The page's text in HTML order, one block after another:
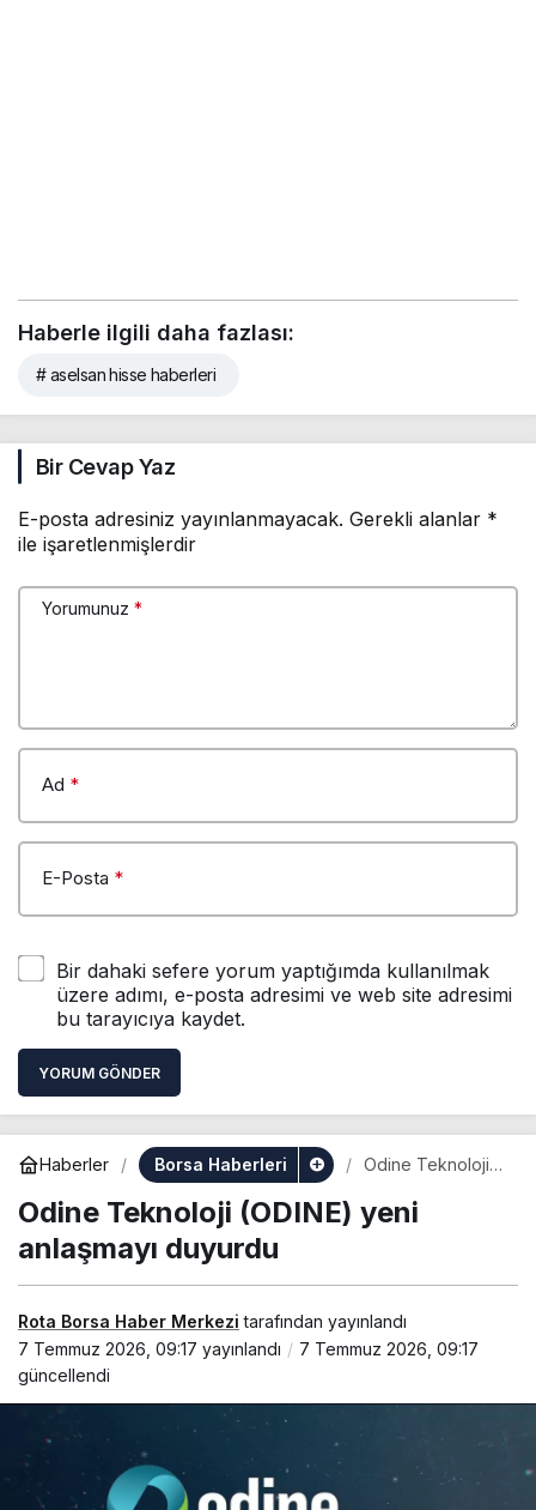
Haberle ilgili daha fazlası:
# aselsan hisse haberleri
Bir Cevap Yaz
E-posta adresiniz yayınlanmayacak. Gerekli alanlar *
ile işaretlenmişlerdir
Yorumunuz *
Ad *
E-Posta *
Bir dahaki sefere yorum yaptığımda kullanılmak
üzere adımı, e-posta adresimi ve web site adresimi
bu tarayıcıya kaydet.
YORUM GÖNDER
Haberler Borsa Haberleri
Odine Teknoloji
anlaşmayı
duyurdu
Odine Teknoloji (ODINE) yeni
anlaşmayı duyurdu
Rota Borsa Haber Merkezi tarafından yayınlandı
7 Temmuz 2026, 09:17 yayınlandı
7 Temmuz 2026, 09:17
güncellendi